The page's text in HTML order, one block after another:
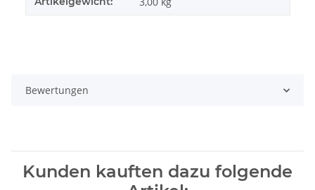
Bewertungen
Kunden kauften dazu folgende